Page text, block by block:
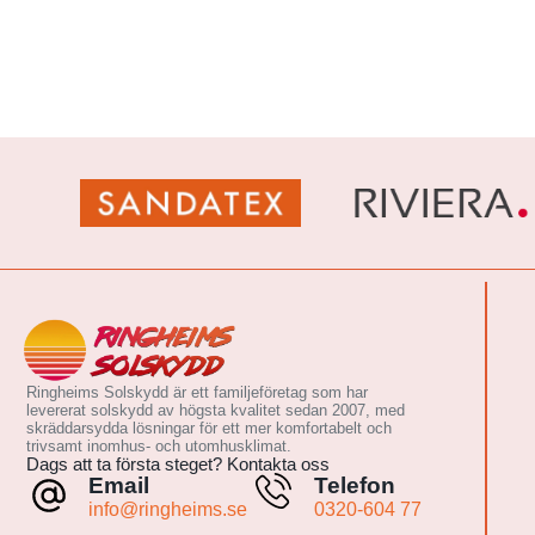
Ringheims Solskydd är ett familjeföretag som har
levererat solskydd av högsta kvalitet sedan 2007, med
skräddarsydda lösningar för ett mer komfortabelt och
trivsamt inomhus- och utomhusklimat.
Dags att ta första steget? Kontakta oss
Email
info@ringheims.se
Telefon
0320-604 77